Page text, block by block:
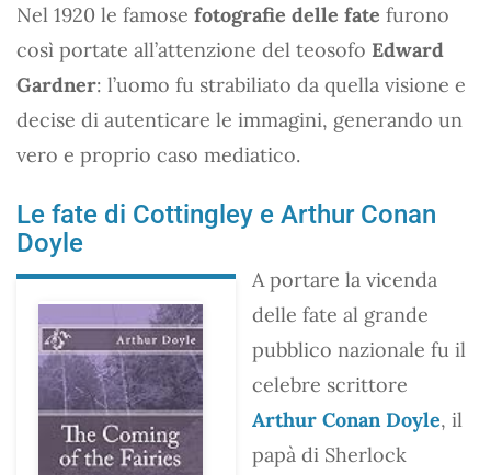
Nel 1920 le famose fotografie delle fate furono
così portate all’attenzione del teosofo Edward
Gardner: l’uomo fu strabiliato da quella visione e
decise di autenticare le immagini, generando un
vero e proprio caso mediatico.
Le fate di Cottingley e Arthur Conan
Doyle
A portare la vicenda
delle fate al grande
pubblico nazionale fu il
celebre scrittore
Arthur Conan Doyle, il
papà di Sherlock